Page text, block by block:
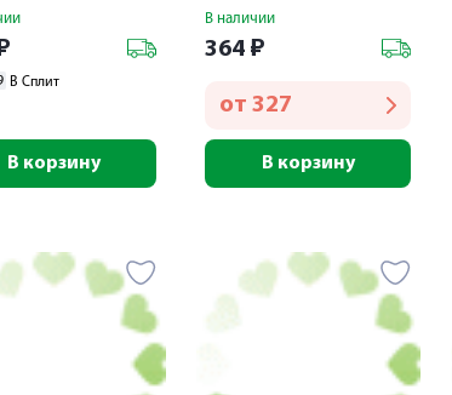
В Сплит
В корзину
В наличии
364 ₽
от 327
В корзину